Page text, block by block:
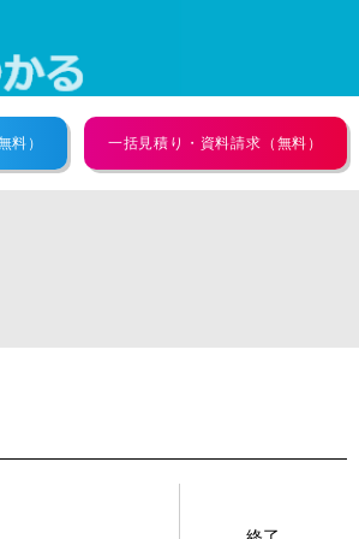
料） 一括見積り・資料請求（無料）